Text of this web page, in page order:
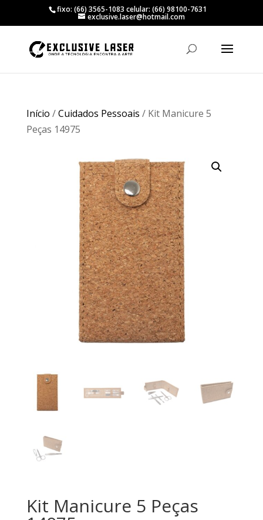
fixo: (66) 3565-1083 celular: (66) 98100-7631
exclusive.laser@hotmail.com
Início /Cuidados Pessoais / Kit Manicure 5
Peças 14975
Kit Manicure 5 Peças